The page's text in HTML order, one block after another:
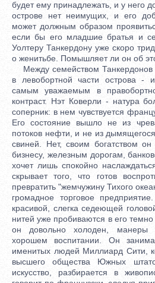
будет ему принадлежать, и у него
острове нет неимущих, и его
может должным образом
если бы его младшие братья и
Уолтеру Танкердону уже скоро
о женитьбе. Помышляет ли он об
Между семейством Танкердонов
в левобортной части острова -
самым уважаемым в
контраст. Нэт Коверли - натура
соперник: в нем чувствуется
Его состояние вышло не из
потоков нефти, и не из
свиней. Нет, своим богатством
бизнесу, железным дорогам,
хочет лишь спокойно
скрывает того, что готов
превратить "жемчужину Тихого
громадное торговое
красивой, слегка седеющей
нитей уже пробиваются в его
он довольно холоден, манеры
хорошем воспитании. Он
именитых людей Миллиард Сити,
высшего общества Южных
искусство, разбирается в